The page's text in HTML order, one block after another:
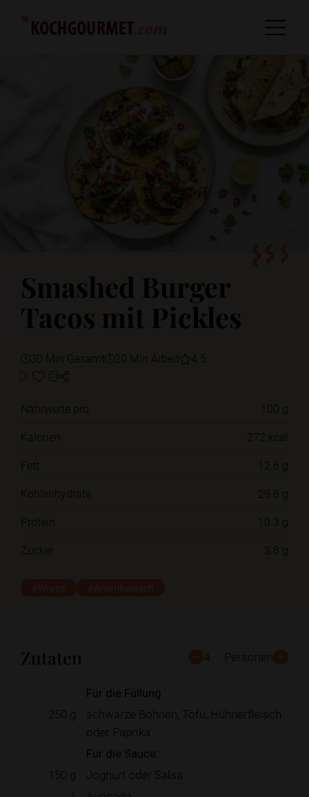
Smashed Burger
Tacos mit Pickles
30 Min Gesamt 20 Min Arbeit 4.5
Nährwerte pro
100 g
Kalorien
272 kcal
Fett
12.6 g
Kohlenhydrate
29.8 g
Protein
10.3 g
Zucker
3.8 g
Zutaten 4 Personen
Für die Füllung
250 g
schwarze Bohnen, Tofu, Hühnerfleisch
oder Paprika
Für die Sauce:
150 g
Joghurt oder Salsa